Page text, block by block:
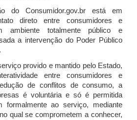
do Consumidor.gov.br está em
direto entre consumidores e
ambiente totalmente público e
a intervenção do Poder Público
provido e mantido pelo Estado,
entre consumidores e
de conflitos de consumo, a
é voluntária e só é permitida
formalmente ao serviço, mediante
qual se comprometem a conhecer,